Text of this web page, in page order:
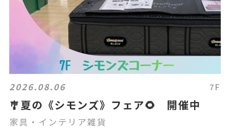
2026.08.06 7F
🎐夏の《シモンズ》フェア🌻 開催中
家具・インテリア雑貨